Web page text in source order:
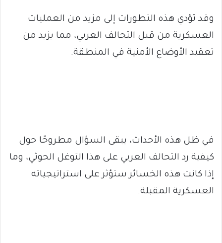
وقد تؤدي هذه التطورات إلى مزيد من العمليات
العسكرية من قبل التحالف العربي، مما يزيد من
تعقيد الأوضاع الأمنية في المنطقة.
في ظل هذه الأحداث، يبقى السؤال مطروحًا حول
كيفية رد التحالف العربي على هذا التوغل الحوثي، وما
إذا كانت هذه الخسائر ستؤثر على استراتيجياته
العسكرية المقبلة.